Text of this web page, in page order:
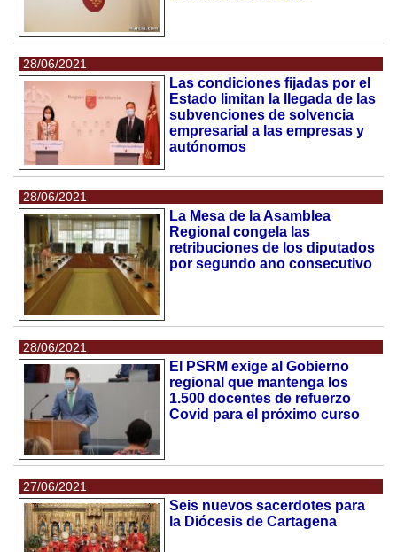
28/06/2021
Las condiciones fijadas por el
Estado limitan la llegada de las
subvenciones de solvencia
empresarial a las empresas y
autónomos
28/06/2021
La Mesa de la Asamblea
Regional congela las
retribuciones de los diputados
por segundo ano consecutivo
28/06/2021
El PSRM exige al Gobierno
regional que mantenga los
1.500 docentes de refuerzo
Covid para el próximo curso
27/06/2021
Seis nuevos sacerdotes para
la Diócesis de Cartagena